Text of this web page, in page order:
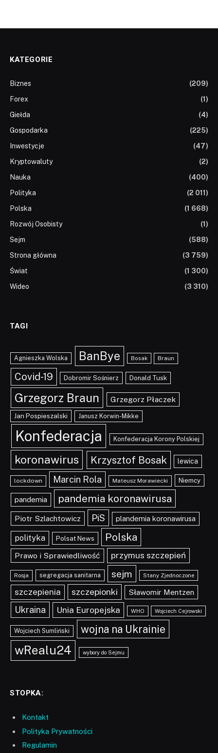
KATEGORIE
Biznes
(209)
Forex
(1)
Giełda
(4)
Gospodarka
(225)
Inwestycje
(47)
Kryptowaluty
(2)
Nauka
(400)
Polityka
(2 011)
Polska
(1 668)
Rozwój Osobisty
(1)
Sejm
(588)
Strona główna
(3 759)
Świat
(1 300)
Wideo
(3 310)
TAGI
Agnieszka Wolska BanBye Bosak Braun
Covid-19 Dobromir Sośnierz Donald Tusk
Grzegorz Braun Grzegorz Płaczek
Jan Pospieszalski Janusz Korwin-Mikke
Konfederacja Konfederacja Korony Polskiej
koronawirus Krzysztof Bosak lewica
lockdown Marcin Rola Mateusz Morawiecki Niemcy
pandemia pandemia koronawirusa
Piotr Szlachtowicz PiS plandemia koronawirusa
polityka Polsat News Polska
Prawo i Sprawiedliwość przymus szczepień
Rosja segregacja sanitarna sejm Stany Zjednoczone
szczepienia szczepionki Sławomir Mentzen
Ukraina Unia Europejska WHO Wojciech Cejrowski
Wojciech Sumliński wojna na Ukrainie
wRealu24 wybory do Sejmu
STOPKA:
Kontakt
Polityka Prywatności
Regulamin